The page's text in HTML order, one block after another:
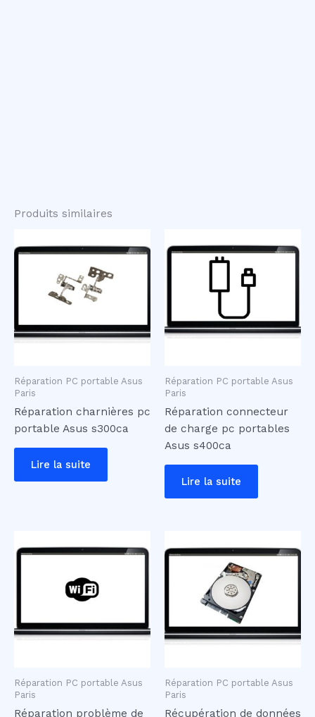
Produits similaires
Réparation PC portable Asus
Paris
Réparation charnières pc
portable Asus s300ca
Lire la suite
Réparation PC portable Asus
Paris
Réparation connecteur
de charge pc portables
Asus s400ca
Lire la suite
Réparation PC portable Asus
Paris
Réparation problème de
Réparation PC portable Asus
Paris
Récupération de données